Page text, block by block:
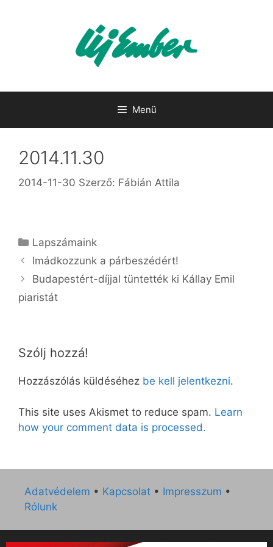
Menü
2014.11.30
2014-11-30 Szerző: Fábián Attila
Kategória
Lapszámaink
Imádkozzunk a párbeszédért!
Budapestért-díjjal tüntették ki Kállay Emil
piaristát
Szólj hozzá!
Hozzászólás küldéséhez be kell jelentkezni.
This site uses Akismet to reduce spam. Learn
how your comment data is processed.
Adatvédelem • Kapcsolat • Impresszum •
Rólunk